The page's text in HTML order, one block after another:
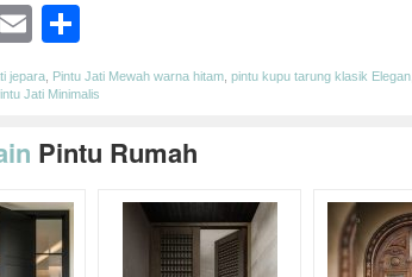
Mastodon
Email
jepara Pintu Jati Mewah warna hitam pintu kupu tarung klasik Elegan
Jati Minimalis
Pintu Rumah